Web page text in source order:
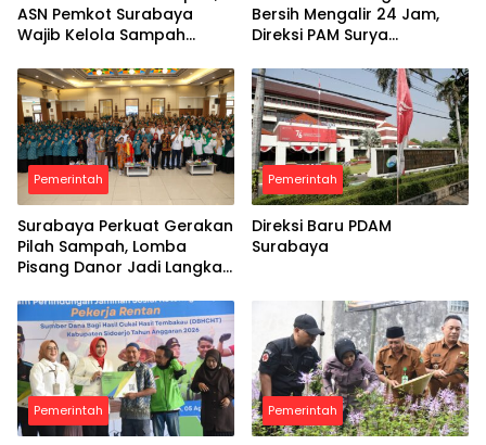
ASN Pemkot Surabaya
Wajib Kelola Sampah
Bersih Mengalir 24 Jam,
Direksi PAM Surya
Investor
Pemerintah
Surabaya Perkuat Gerakan
Pilah Sampah, Lomba
Pisang Danor Jadi Langkah
Pancasila
Pemerintah
Direksi Baru PDAM
Surabaya
Pemerintah Pemerintah